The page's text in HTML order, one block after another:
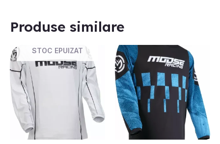
Produse similare
STOC EPUIZAT